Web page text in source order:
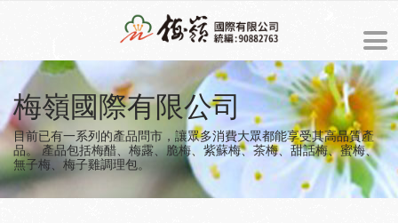
ENGLISH
最新消息
商品介紹
梅嶺國際有限公司
目前已有一系列的產品問市，讓眾多消費大眾都能享受其高品質產
品。產品包括梅醋、梅露、脆梅、紫蘇梅、茶梅、甜話梅、蜜梅、
無子梅、梅子雞調理包。